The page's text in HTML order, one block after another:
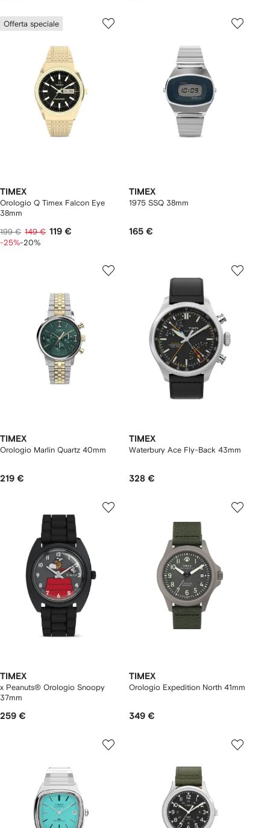
Offerta speciale
TIMEX
Orologio Q Timex Falcon Eye
38mm
199 € 149 € 119 €
-25%-20%
TIMEX
1975 SSQ 38mm
165 €
TIMEX
Orologio Marlin Quartz 40mm
219 €
TIMEX
Waterbury Ace Fly-Back 43mm
328 €
TIMEX
x Peanuts® Orologio Snoopy
37mm
259 €
TIMEX
Orologio Expedition North 41mm
349 €